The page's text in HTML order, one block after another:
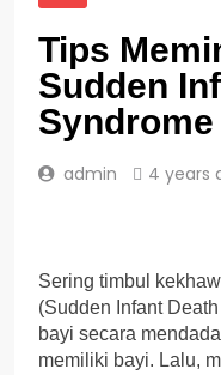
Tips
Sudden
Syndrome
admin 4 years
Sering timbul
(Sudden Infant
bayi secara
memiliki bayi. Lalu,